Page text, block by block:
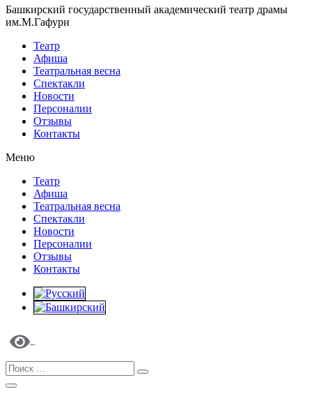
Башкирский государственный академический театр драмы
им.М.Гафури
Театр
Афиша
Театральная весна
Спектакли
Новости
Персоналии
Отзывы
Контакты
Меню
Театр
Афиша
Театральная весна
Спектакли
Новости
Персоналии
Отзывы
Контакты